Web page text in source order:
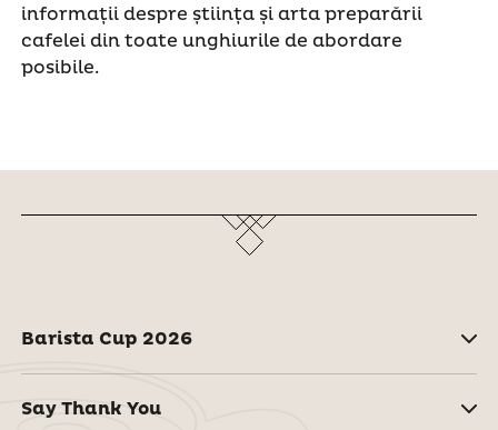
informații despre știința și arta preparării
cafelei din toate unghiurile de abordare
posibile.
Barista Cup 2026
Say Thank You